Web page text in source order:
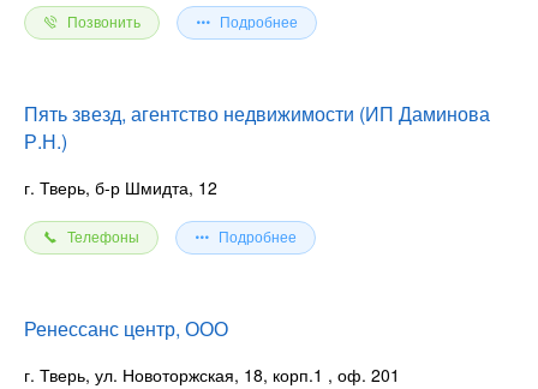
Позвонить Подробнее
Пять звезд, агентство недвижимости (ИП Даминова
Р.Н.)
г. Тверь, б-р Шмидта, 12
Телефоны Подробнее
Ренессанс центр, ООО
г. Тверь, ул. Новоторжская, 18, корп.1 , оф. 201